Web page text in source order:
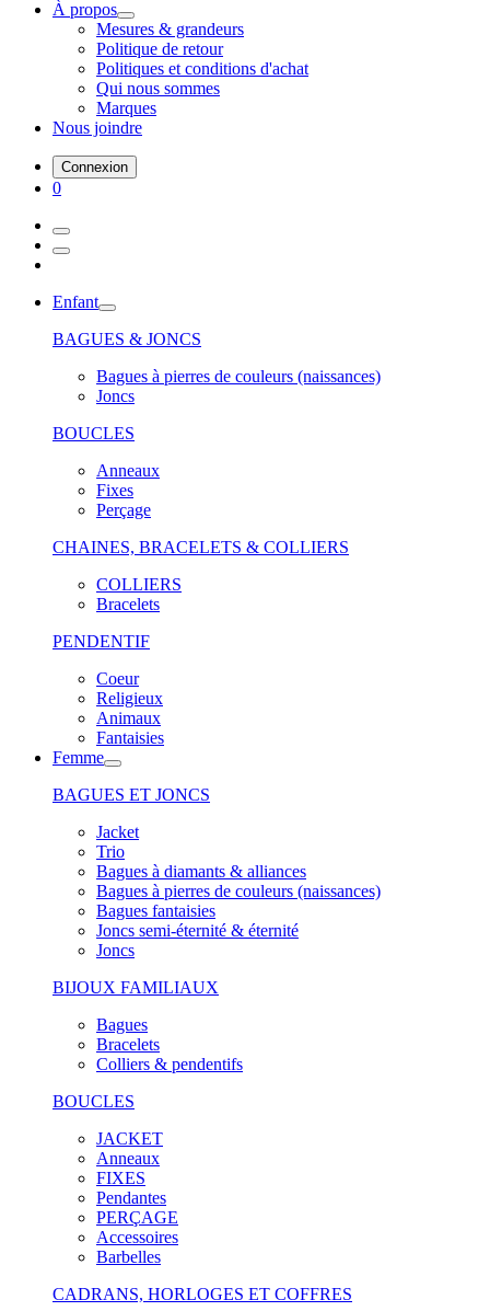
À propos
Mesures & grandeurs
Politique de retour
Politiques et conditions d'achat
Qui nous sommes
Marques
Nous joindre
Connexion
0
Enfant
BAGUES & JONCS
Bagues à pierres de couleurs (naissances)
Joncs
BOUCLES
Anneaux
Fixes
Perçage
CHAINES, BRACELETS & COLLIERS
COLLIERS
Bracelets
PENDENTIF
Coeur
Religieux
Animaux
Fantaisies
Femme
BAGUES ET JONCS
Jacket
Trio
Bagues à diamants & alliances
Bagues à pierres de couleurs (naissances)
Bagues fantaisies
Joncs semi-éternité & éternité
Joncs
BIJOUX FAMILIAUX
Bagues
Bracelets
Colliers & pendentifs
BOUCLES
JACKET
Anneaux
FIXES
Pendantes
PERÇAGE
Accessoires
Barbelles
CADRANS, HORLOGES ET COFFRES